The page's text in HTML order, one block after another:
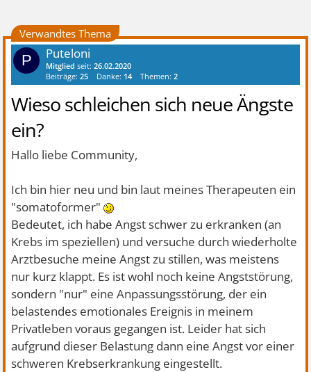
Verwandtes Thema
P Puteloni
Mitglied seit:26.02.2020
Beiträge:25 Danke: 14 Themen:2
Wieso schleichen sich neue Ängste
ein?
Hallo liebe Community,
Ich bin hier neu und bin laut meines Therapeuten ein
"somatoformer"
Bedeutet, ich habe Angst schwer zu erkranken (an
Krebs im speziellen) und versuche durch wiederholte
Arztbesuche meine Angst zu stillen, was meistens
nur kurz klappt. Es ist wohl noch keine Angststörung,
sondern "nur" eine Anpassungsstörung, der ein
belastendes emotionales Ereignis in meinem
Privatleben voraus gegangen ist. Leider hat sich
aufgrund dieser Belastung dann eine Angst vor einer
schweren Krebserkrankung eingestellt.